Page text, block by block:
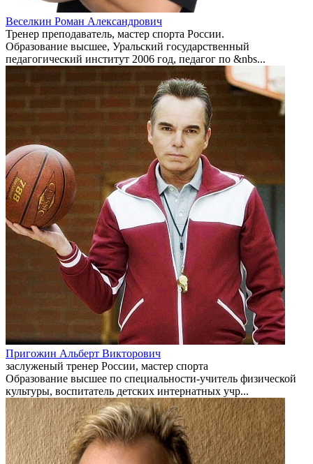
Веселкин Роман Александрович
Тренер преподаватель, мастер спорта России.
Образование высшее, Уральский государственный
педагогический институт 2006 год, педагог по &nbs...
Пригожин Альберт Викторович
заслуженый тренер России, мастер спорта
Образование высшее по специальности-учитель физической
культуры, воспитатель детских интернатных учр...